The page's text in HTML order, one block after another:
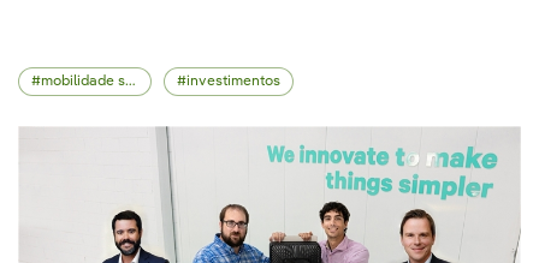
mobilidade sustentável investimentos